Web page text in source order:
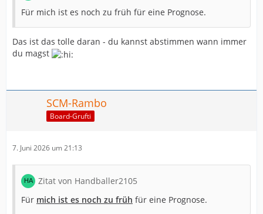
Für mich ist es noch zu früh für eine Prognose.
Das ist das tolle daran - du kannst abstimmen wann immer
du magst
SCM-Rambo
Board-Grufti
7. Juni 2026 um 21:13
Zitat von Handballer2105
Für mich ist es noch zu früh für eine Prognose.